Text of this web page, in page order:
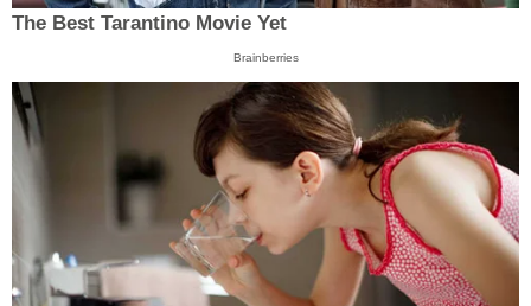
The Best Tarantino Movie Yet
Brainberries